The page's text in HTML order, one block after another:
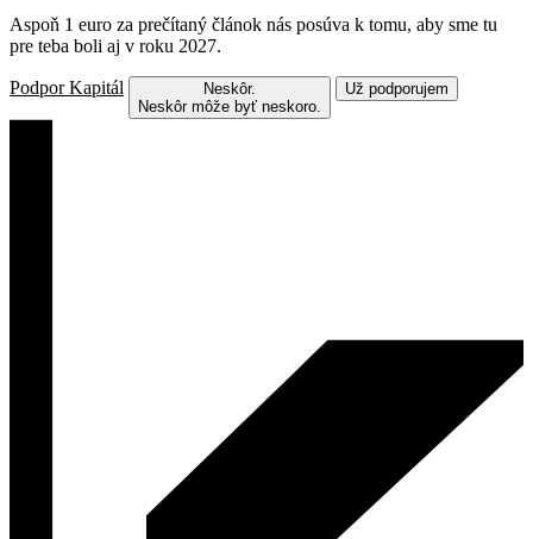
Aspoň 1 euro za prečítaný článok nás posúva k tomu, aby sme tu
pre teba boli aj v roku 2027.
Podpor Kapitál
Neskôr.
Neskôr môže byť neskoro.
Už podporujem